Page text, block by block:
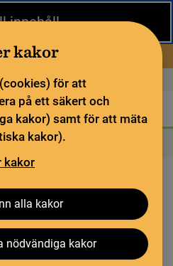
innehåll
service och särskilda
funktioner och samlingar
service i sommar
kakor
för att
på ett säkert och
kakor) samt för att mäta
kakor).
kakor
alla kakor
nödvändiga kakor
Pliktleverans och ISBN
bokens